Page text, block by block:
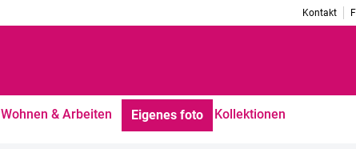
Kontakt
Wohnen & Arbeiten Eigenes foto Kollektionen